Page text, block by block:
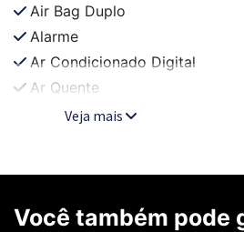
Air Bag Duplo
Alarme
Ar Condicionado Digital
Ar Quente
Veja mais
Você também pode